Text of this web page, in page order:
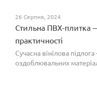
26 Серпня, 2024
Стильна ПВХ-плитка
практичності
Сучасна вінілова
оздоблювальних